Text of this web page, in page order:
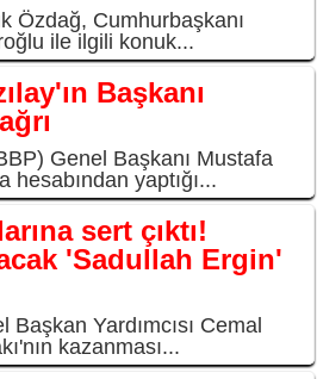
Özdağ, Cumhurbaşkanı
ile ilgili konuk...
Başkanı
Genel Başkanı Mustafa
yaptığı...
sert çıktı!
'Sadullah Ergin'
Yardımcısı Cemal
kazanması...